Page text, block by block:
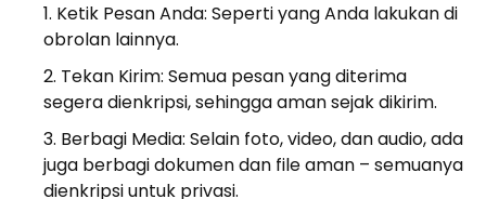
Ketik Pesan Anda: Seperti yang Anda lakukan di
obrolan lainnya.
Tekan Kirim: Semua pesan yang diterima
segera dienkripsi, sehingga aman sejak dikirim.
Berbagi Media: Selain foto, video, dan audio, ada
juga berbagi dokumen dan file aman – semuanya
dienkripsi untuk privasi.